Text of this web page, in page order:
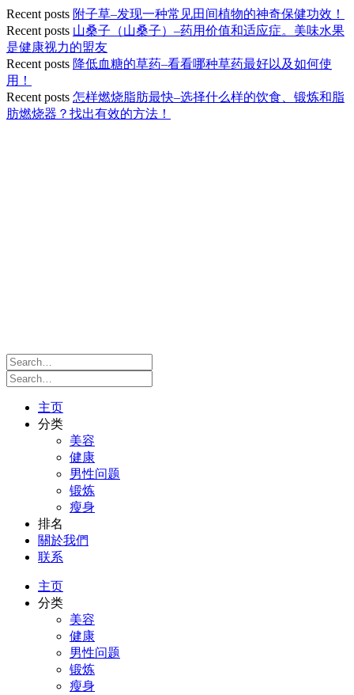
Recent posts 附子草–发现一种常见田间植物的神奇保健功效！
Recent posts 山桑子（山桑子）–药用价值和适应症。美味水果
是健康视力的盟友
Recent posts 降低血糖的草药–看看哪种草药最好以及如何使
用！
Recent posts 怎样燃烧脂肪最快–选择什么样的饮食、锻炼和脂
肪燃烧器？找出有效的方法！
主页
分类
美容
健康
男性问题
锻炼
瘦身
排名
關於我們
联系
主页
分类
美容
健康
男性问题
锻炼
瘦身